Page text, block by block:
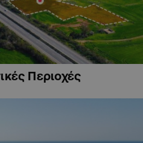
Περιοχές